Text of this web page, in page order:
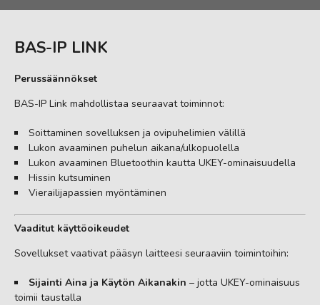
BAS-IP LINK
Perussäännökset
BAS-IP Link mahdollistaa seuraavat toiminnot:
Soittaminen sovelluksen ja ovipuhelimien välillä
Lukon avaaminen puhelun aikana/ulkopuolella
Lukon avaaminen Bluetoothin kautta UKEY-ominaisuudella
Hissin kutsuminen
Vierailijapassien myöntäminen
Vaaditut käyttöoikeudet
Sovellukset vaativat pääsyn laitteesi seuraaviin toimintoihin:
Sijainti Aina ja Käytön Aikanakin – jotta UKEY-ominaisuus
toimii taustalla